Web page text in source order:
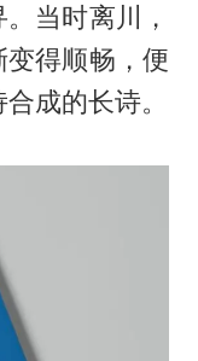
当时离川，
得顺畅，便
成的长诗。